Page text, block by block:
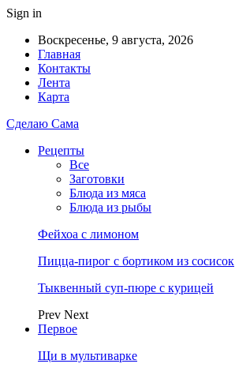
Sign in
Воскресенье, 9 августа, 2026
Главная
Контакты
Лента
Карта
Сделаю Сама
Рецепты
Все
Заготовки
Блюда из мяса
Блюда из рыбы
Фейхоа с лимоном
Пицца-пирог с бортиком из сосисок
Тыквенный суп-пюре с курицей
Prev Next
Первое
Щи в мультиварке